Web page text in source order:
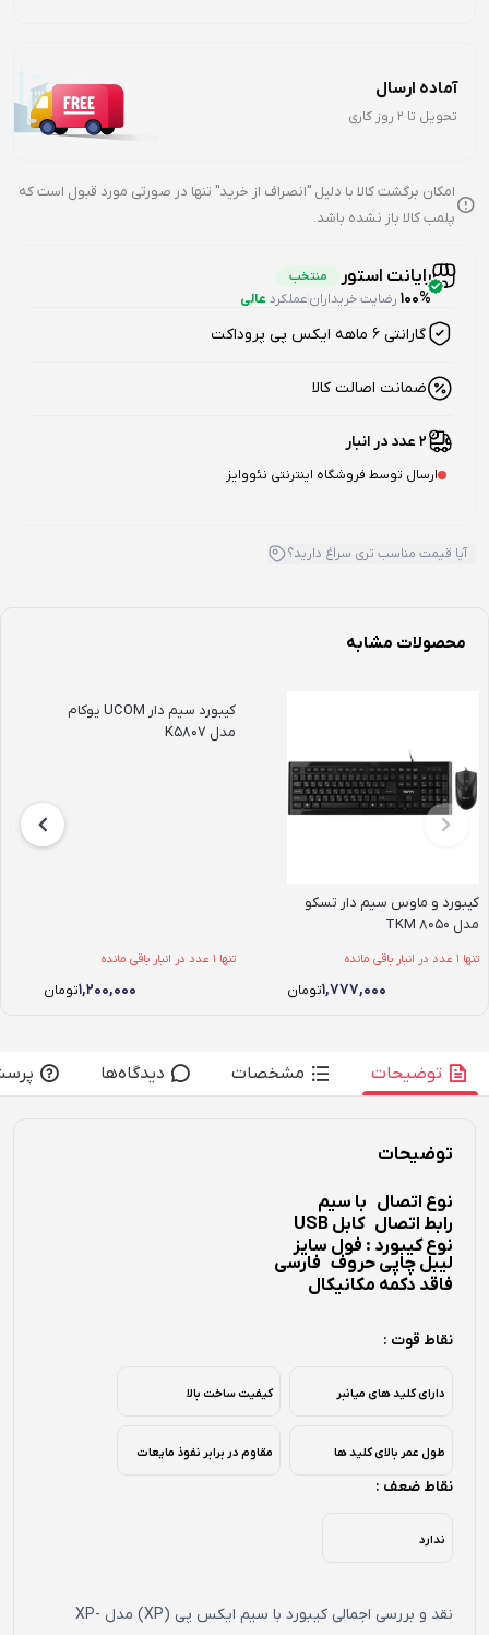
آماده ارسال
تحویل تا 2 روز کاری
امکان برگشت کالا با دلیل "انصراف از خرید" تنها در صورتی مورد قبول است که
پلمب کالا باز نشده باشد.
رایانت استور منتخب
100% رضایت خریدارانعملکرد عالی
گارانتی 6 ماهه ایکس پی پروداکت
ضمانت اصالت کالا
2 عدد در انبار
ارسال توسط فروشگاه اینترنتی نئووایز
آیا قیمت مناسب تری سراغ دارید؟
محصولات مشابه
کیبورد و ماوس سیم دار تسکو
مدل TKM 8050
تنها 1 عدد در انبار باقی مانده
۱,۷۷۷,۰۰۰تومان
کیبورد سیم دار UCOM یوکام
مدل K5807
تنها 1 عدد در انبار باقی مانده
۱,۲۰۰,۰۰۰تومان
توضیحات مشخصات دیدگاه‌ها
توضیحات
نوع اتصال با سیم
رابط اتصال کابل USB
نوع کیبورد : فول سایز
لیبل چاپی حروف فارسی
فاقد دکمه مکانیکال
نقاط قوت :
دارای کلید های میانبر کیفیت ساخت بالا
طول عمر بالای کلید ها مقاوم در برابر نفوذ مایعات
نقاط ضعف :
ندارد
نقد و بررسی اجمالی کیبورد با سیم ایکس پی (XP) مدل XP-